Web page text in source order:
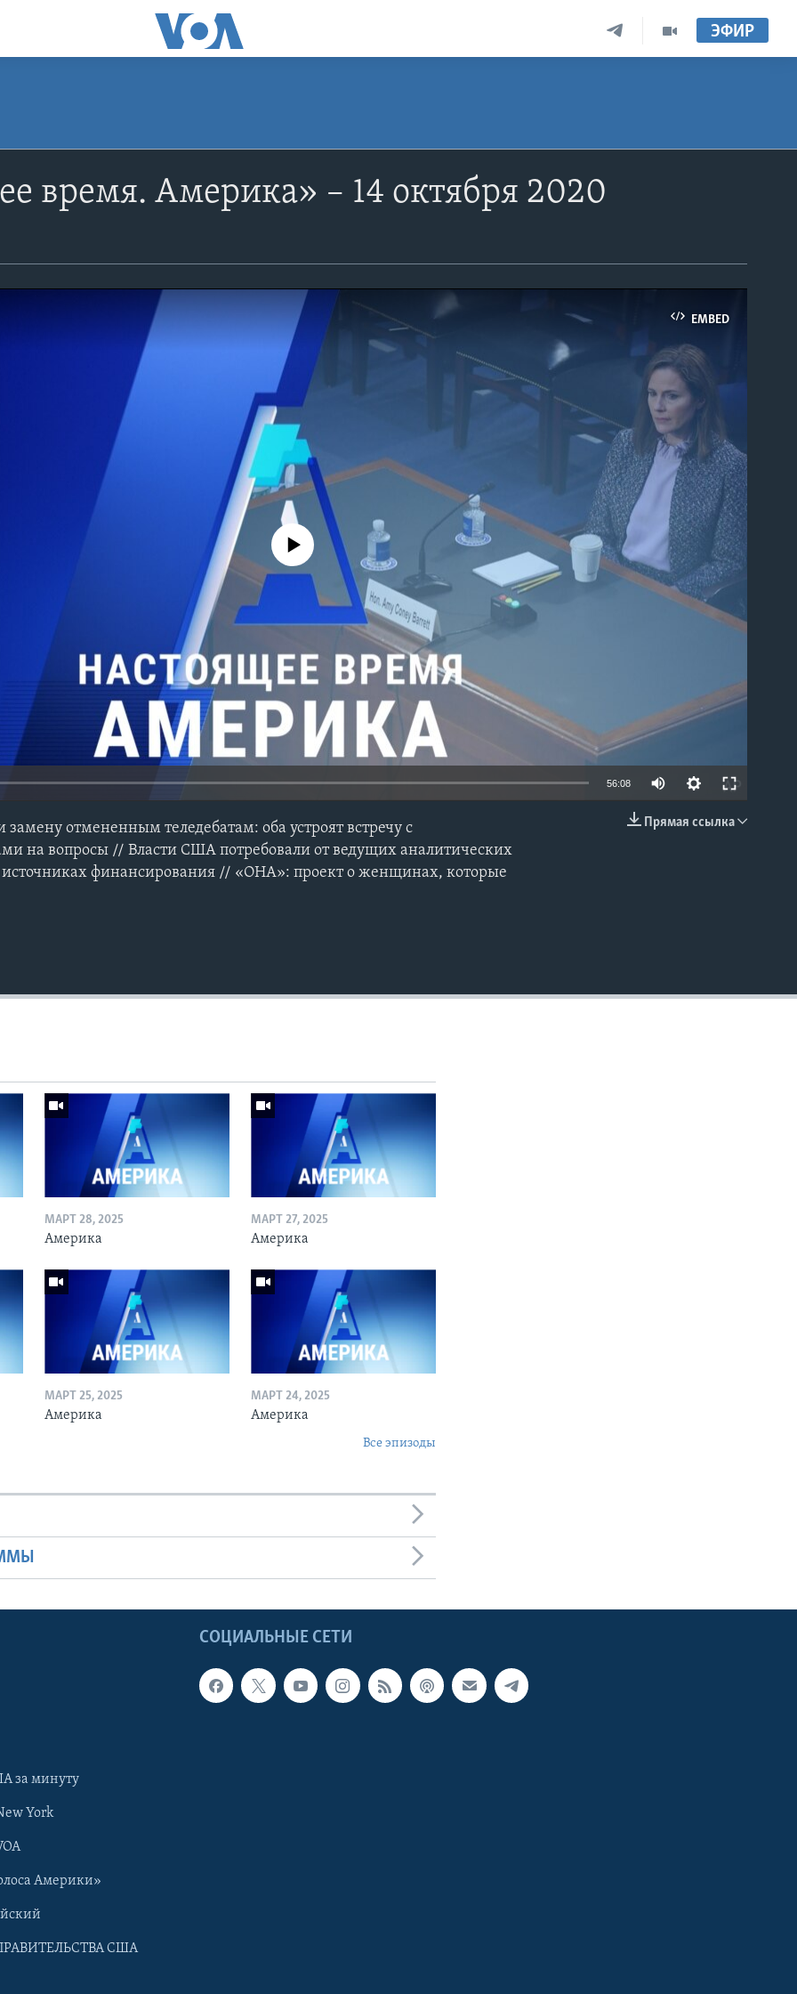
ЭФИР
время. Америка» – 14 октября 2020
EMBED
No media source currently available
56:08
Прямая ссылка
отмененным теледебатам: оба устроят встречу с
на вопросы // Власти США потребовали от ведущих аналитических
источниках финансирования // «ОНА»: проект о женщинах, которые
МАРТ 28, 2025
Америка
МАРТ 27, 2025
Америка
МАРТ 25, 2025
Америка
МАРТ 24, 2025
Америка
Все эпизоды
СОЦИАЛЬНЫЕ СЕТИ
за минуту
York
Америки»
США